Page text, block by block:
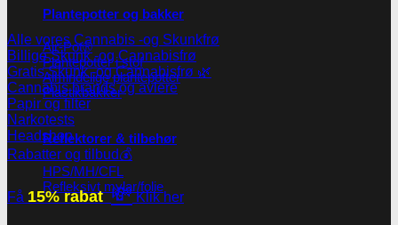
Plantepotter og bakker
Air-Pot®
Plantepotter i stof
Almindelige plantepotter
Plastikbakker
Reflektorer & tilbehør
HPS/MH/CFL
Refleksivt mylar/folie
Alle vores Cannabis -og Skunkfrø
Billige Skunk -og Cannabisfrø
Gratis Skunk -og Cannabisfrø 🌿
Cannabis brands og avlere
Papir og filter
Narkotests
Headshop
Rabatter og tilbud💰
Få 15% rabat 💸Klik her